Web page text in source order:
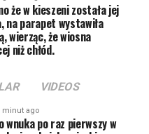
że w kieszeni została jej
na parapet wystawiła
wierząc, że wiosna
niż chłód.
VIDEOS
minut ago
wnuka po raz pierwszy w